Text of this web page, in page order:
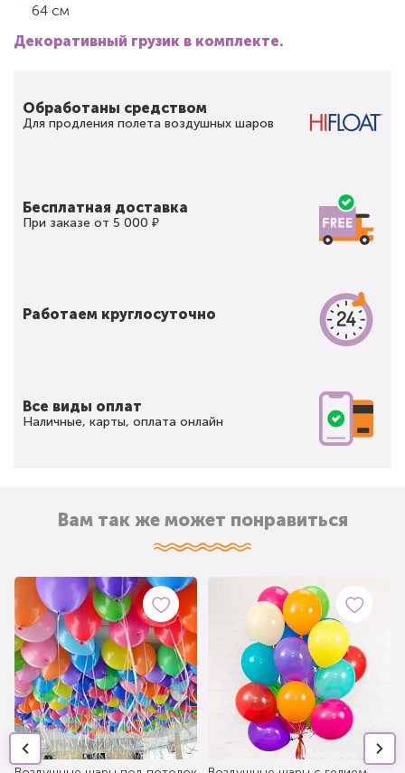
64 см
Декоративный грузик в комплекте.
Обработаны средством
Для продления полета воздушных шаров
Бесплатная доставка
При заказе от 5 000 ₽
Работаем круглосуточно
Все виды оплат
Наличные, карты, оплата онлайн
Вам так же может понравиться